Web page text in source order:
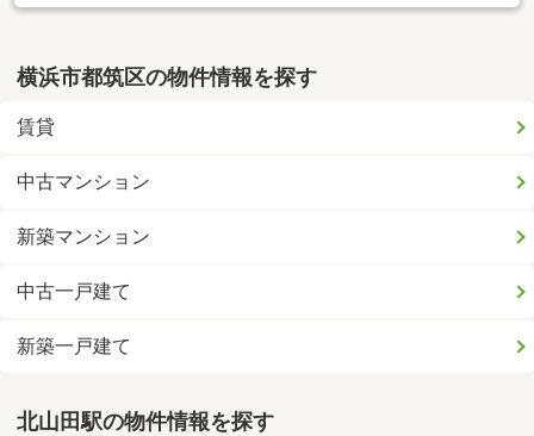
横浜市都筑区の物件情報を探す
賃貸
中古マンション
新築マンション
中古一戸建て
新築一戸建て
北山田駅の物件情報を探す